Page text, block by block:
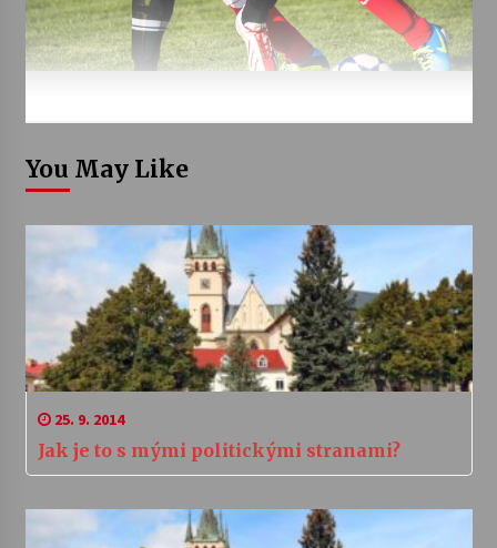
You May Like
25. 9. 2014
Jak je to s mými politickými stranami?